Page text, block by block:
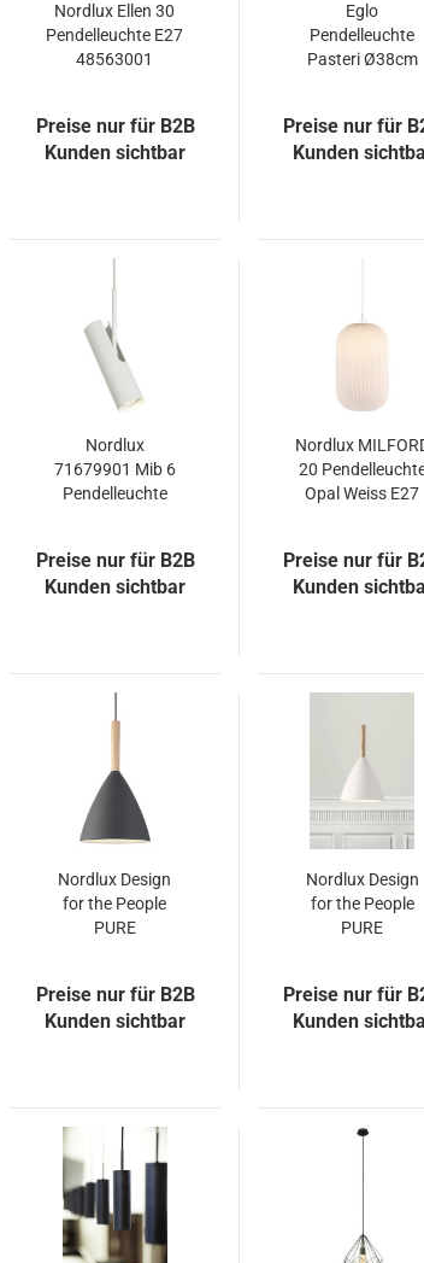
Nordlux Ellen 30
Pendelleuchte E27
48563001
Preise nur für B2B
Kunden sichtbar
Eglo
Pendelleuchte
Pasteri Ø38cm
Preise nur für
Kunden
Nordlux
71679901 Mib 6
Pendelleuchte
Preise nur für B2B
Kunden sichtbar
Nordlux
20
Opal Weiss E27
Preise nur für
Kunden
Nordlux Design
for the People
PURE
Preise nur für B2B
Kunden sichtbar
Nordlux Design
for the People
PURE
Preise nur für
Kunden